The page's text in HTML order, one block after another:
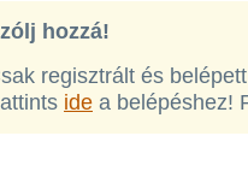
hozzá!
regisztrált és
ide a belépéshez!